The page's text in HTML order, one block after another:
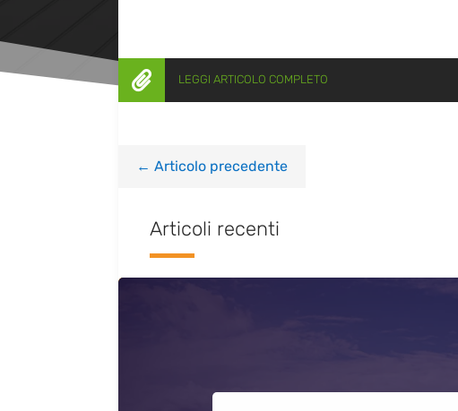
 LEGGI ARTICOLO COMPLETO
← Articolo precedente
Articoli recenti